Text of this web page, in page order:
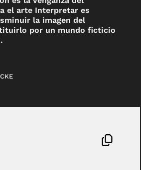
el arte Interpretar es
la imagen del
por un mundo ficticio